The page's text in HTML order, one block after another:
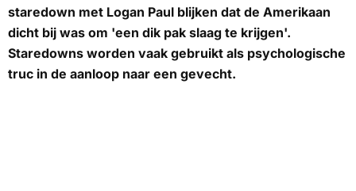
staredown met Logan Paul blijken dat de Amerikaan
dicht bij was om 'een dik pak slaag te krijgen'.
Staredowns worden vaak gebruikt als psychologische
truc in de aanloop naar een gevecht.